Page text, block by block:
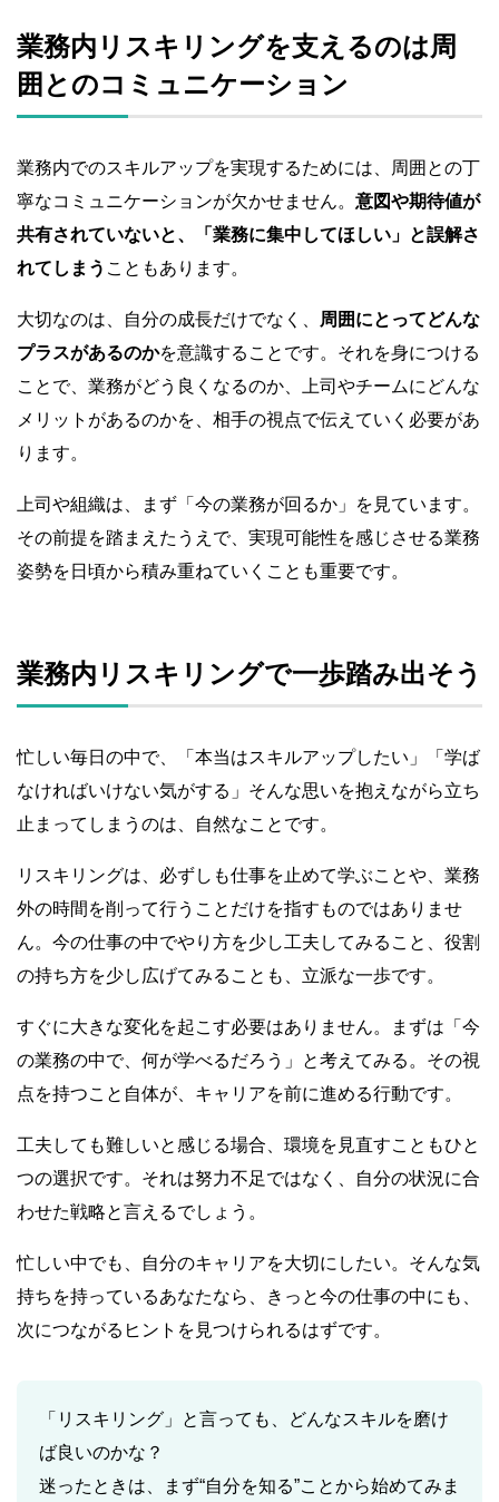
業務内リスキリングを支えるのは周
囲とのコミュニケーション
業務内でのスキルアップを実現するためには、周囲との丁
寧なコミュニケーションが欠かせません。 意図や期待値が
共有されていないと、「業務に集中してほしい」と誤解さ
れてしまう こともあります。
大切なのは、自分の成長だけでなく、
周囲にとってどんな
プラスがあるのかを意識することです。それを身につける
ことで、業務がどう良くなるのか、上司やチームにどんな
メリットがあるのかを、相手の視点で伝えていく必要があ
ります。
上司や組織は、まず「今の業務が回るか」を見ています。
その前提を踏まえたうえで、実現可能性を感じさせる業務
姿勢を日頃から積み重ねていくことも重要です。
業務内リスキリングで一歩踏み出そう
忙しい毎日の中で、「本当はスキルアップしたい」「学ば
なければいけない気がする」そんな思いを抱えながら立ち
止まってしまうのは、自然なことです。
リスキリングは、必ずしも仕事を止めて学ぶことや、業務
外の時間を削って行うことだけを指すものではありませ
ん。今の仕事の中でやり方を少し工夫してみること、役割
の持ち方を少し広げてみることも、立派な一歩です。
すぐに大きな変化を起こす必要はありません。まずは「今
の業務の中で、何が学べるだろう」と考えてみる。その視
点を持つこと自体が、キャリアを前に進める行動です。
工夫しても難しいと感じる場合、環境を見直すこともひと
つの選択です。それは努力不足ではなく、自分の状況に合
わせた戦略と言えるでしょう。
忙しい中でも、自分のキャリアを大切にしたい。そんな気
持ちを持っているあなたなら、きっと今の仕事の中にも、
次につながるヒントを見つけられるはずです。
「リスキリング」と言っても、どんなスキルを磨け
ば良いのかな？
迷ったときは、まず“自分を知る”ことから始めてみま